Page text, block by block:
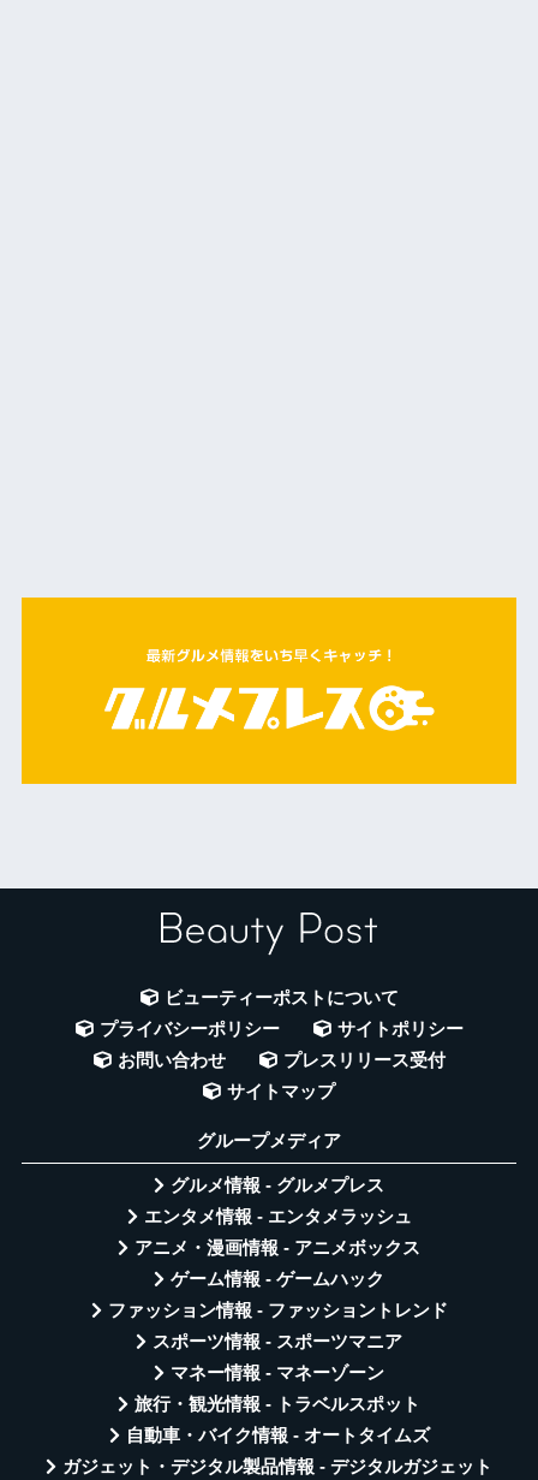
ビューティーポストについて
プライバシーポリシー
サイトポリシー
お問い合わせ
プレスリリース受付
サイトマップ
グループメディア
グルメ情報 - グルメプレス
エンタメ情報 - エンタメラッシュ
アニメ・漫画情報 - アニメボックス
ゲーム情報 - ゲームハック
ファッション情報 - ファッショントレンド
スポーツ情報 - スポーツマニア
マネー情報 - マネーゾーン
旅行・観光情報 - トラベルスポット
自動車・バイク情報 - オートタイムズ
ガジェット・デジタル製品情報 - デジタルガジェット